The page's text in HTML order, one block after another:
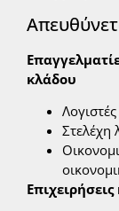
κλάδου
Στελέχη